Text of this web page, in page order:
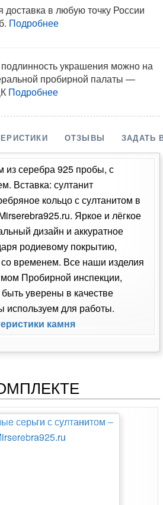
доставка в любую точку России
Подробнее
украшения можно на
пробирной палаты —
Подробнее
ОТЗЫВЫ ЗАДАТЬ
из серебра 925 пробы, с
Вставка: султанит
кольцо с султанитом в
Яркое и лёгкое
дизайн и аккуратное
родиевому покрытию,
со временем. Все наши изделия
Пробирной инспекции,
уверены в качестве
используем для работы.
камня